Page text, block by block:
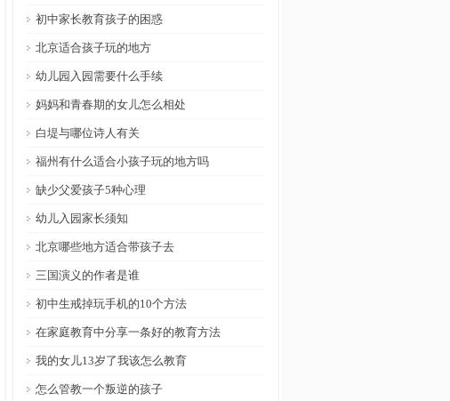
初中家长教育孩子的困惑
北京适合孩子玩的地方
幼儿园入园需要什么手续
妈妈和青春期的女儿怎么相处
白堤与哪位诗人有关
福州有什么适合小孩子玩的地方吗
缺少父爱孩子5种心理
幼儿入园家长须知
北京哪些地方适合带孩子去
三国演义的作者是谁
初中生戒掉玩手机的10个方法
在家庭教育中分享一条好的教育方法
我的女儿13岁了我该怎么教育
怎么管教一个叛逆的孩子